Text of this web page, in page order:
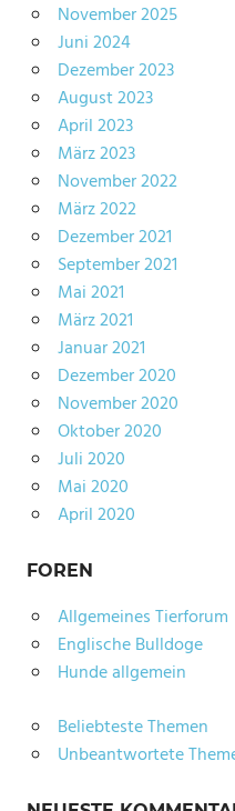
November 2025
Juni 2024
Dezember 2023
August 2023
April 2023
März 2023
November 2022
März 2022
Dezember 2021
September 2021
Mai 2021
März 2021
Januar 2021
Dezember 2020
November 2020
Oktober 2020
Juli 2020
Mai 2020
April 2020
FOREN
Allgemeines Tierforum
Englische Bulldoge
Hunde allgemein
Beliebteste Themen
Unbeantwortete